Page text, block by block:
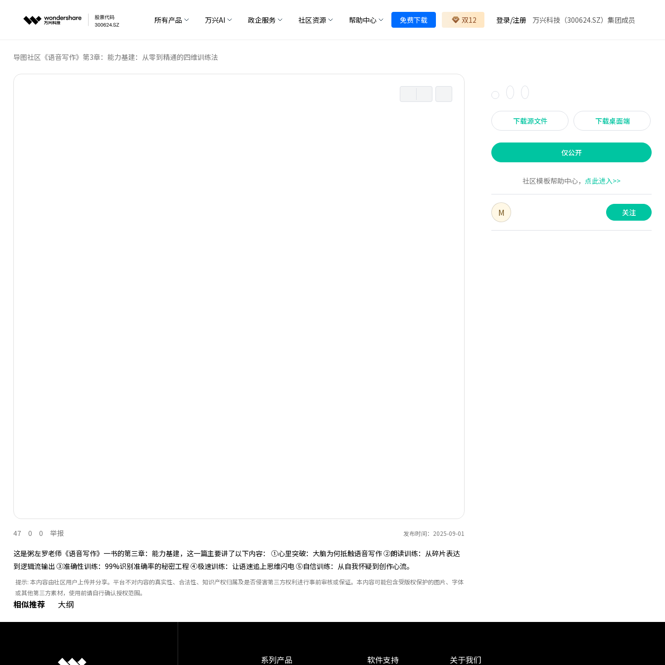
所有产品 万兴AI 政企服务 社区资源 帮助中心 免费下载 双12 登录/注册 万兴科技（300624.SZ）集团成员
导图社区 《语音写作》第3章：能力基建：从零到精通的四维训练法
47 0 0 举报 发布时间：2025-09-01
这是粥左罗老师《语音写作》一书的第三章：能力基建，这一篇主要讲了以下内容： ①心里突破：大脑为何抵触语音写作 ②朗读训练：从碎片表达
到逻辑流输出 ③准确性训练：99%识别准确率的秘密工程 ④极速训练：让语速追上思维闪电 ⑤自信训练：从自我怀疑到创作心流。
提示: 本内容由社区用户上传并分享。平台不对内容的真实性、合法性、知识产权归属及是否侵害第三方权利进行事前审核或保证。本内容可能包含受版权保护的图片、字体
或其他第三方素材，使用前请自行确认授权范围。
下载源文件 下载桌面端
仅公开
社区模板帮助中心， 点此进入>>
M 关注
相似推荐 大纲
系列产品 软件支持 关于我们